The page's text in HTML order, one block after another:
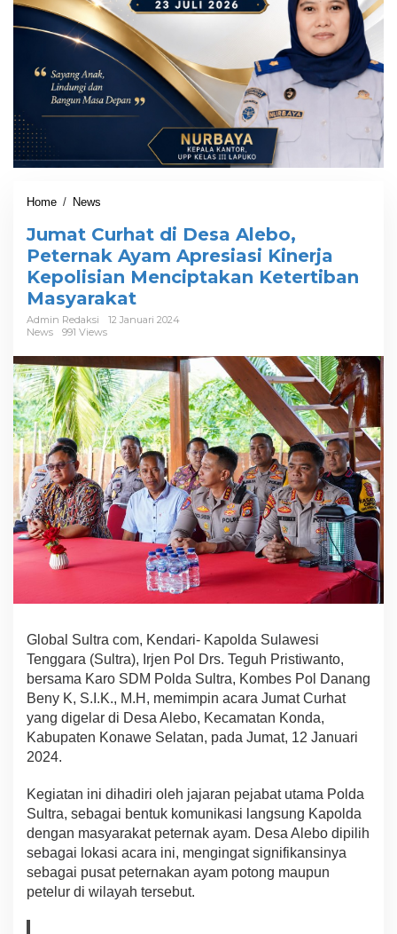
Home / News
m
a
t
C
u
h
d
i
D
e
s
a
A
l
e
b
o
t
a
k
A
y
a
m
e
s
i
a
s
i
Jumat Curhat di Desa Alebo,
Peternak Ayam Apresiasi Kinerja
Kepolisian Menciptakan Ketertiban
Masyarakat
Admin Redaksi
12 Januari 2024
News
991 Views
Global Sultra com, Kendari- Kapolda Sulawesi
Tenggara (Sultra), Irjen Pol Drs. Teguh Pristiwanto,
bersama Karo SDM Polda Sultra, Kombes Pol Danang
Beny K, S.I.K., M.H, memimpin acara Jumat Curhat
yang digelar di Desa Alebo, Kecamatan Konda,
Kabupaten Konawe Selatan, pada Jumat, 12 Januari
2024.
Kegiatan ini dihadiri oleh jajaran pejabat utama Polda
Sultra, sebagai bentuk komunikasi langsung Kapolda
dengan masyarakat peternak ayam. Desa Alebo dipilih
sebagai lokasi acara ini, mengingat signifikansinya
sebagai pusat peternakan ayam potong maupun
petelur di wilayah tersebut.